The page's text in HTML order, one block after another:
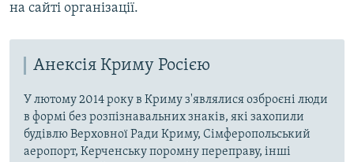
на сайті організації.
Анексія Криму Росією
У лютому 2014 року в Криму з'являлися озброєні люди
в формі без розпізнавальних знаків, які захопили
будівлю Верховної Ради Криму, Сімферопольський
аеропорт, Керченську поромну переправу, інші